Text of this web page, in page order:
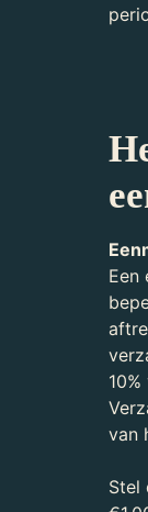
Een
van
Stel